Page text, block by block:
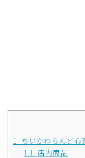
1. ちいかわらんど心
1.1. 店内商品